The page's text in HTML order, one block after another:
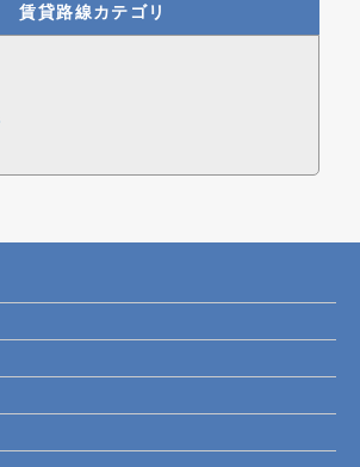
賃貸路線カテゴリ